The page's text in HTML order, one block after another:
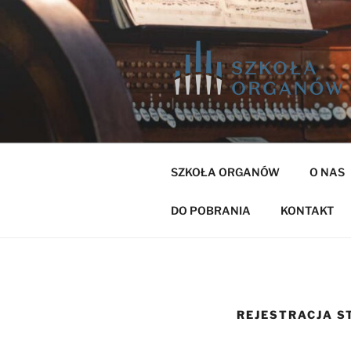
Przejdź
SZKOŁA ORGANÓW O NAS
DO POBRANIA KONTAKT
REJESTRACJA